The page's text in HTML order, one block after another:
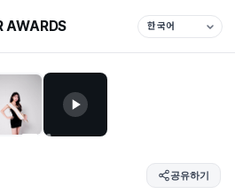
AWARDS
공유하기